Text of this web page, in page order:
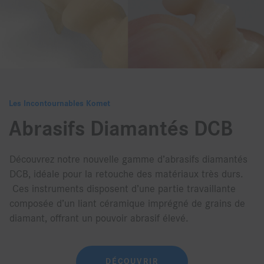
Les Incontournables Komet
Abrasifs Diamantés DCB
Découvrez notre nouvelle gamme d’abrasifs diamantés
DCB, idéale pour la retouche des matériaux très durs.
Ces instruments disposent d’une partie travaillante
composée d’un liant céramique imprégné de grains de
diamant, offrant un pouvoir abrasif élevé.
DÉCOUVRIR